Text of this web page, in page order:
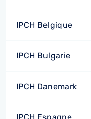
IPCH Belgique
IPCH Bulgarie
IPCH Danemark